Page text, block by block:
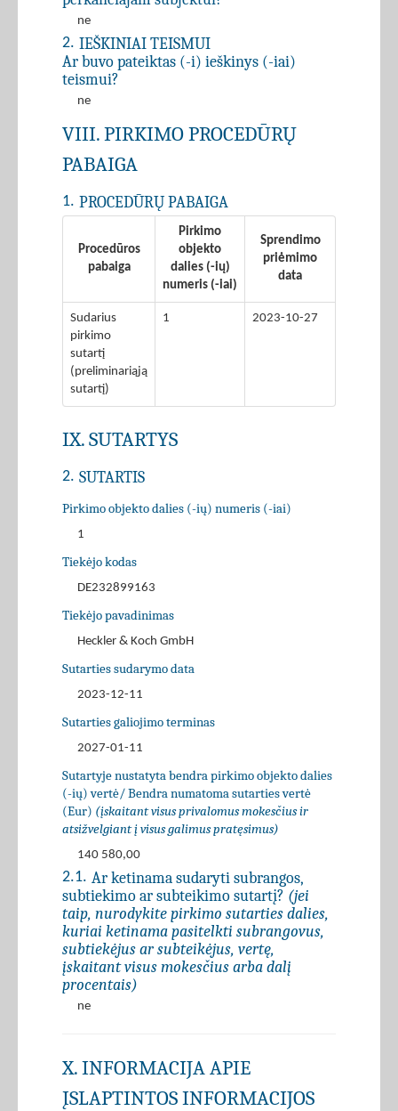
ne
2. IEŠKINIAI TEISMUI
Ar buvo pateiktas (-i) ieškinys (-iai)
teismui?
ne
VIII. PIRKIMO PROCEDŪRŲ
PABAIGA
1. PROCEDŪRŲ PABAIGA
Procedūros
pabaiga
Pirkimo
objekto
dalies (-ių)
numeris (-iai)
Sprendimo
priėmimo
data
Sudarius
pirkimo
sutartį
(preliminariąją
sutartį)
1 2023-10-27
IX. SUTARTYS
2. SUTARTIS
Pirkimo objekto dalies (-ių) numeris (-iai)
1
Tiekėjo kodas
DE232899163
Tiekėjo pavadinimas
Heckler & Koch GmbH
Sutarties sudarymo data
2023-12-11
Sutarties galiojimo terminas
2027-01-11
Sutartyje nustatyta bendra pirkimo objekto dalies
(-ių) vertė/ Bendra numatoma sutarties vertė
(Eur) (įskaitant visus privalomus mokesčius ir
atsižvelgiant į visus galimus pratęsimus)
140 580,00
2.1. Ar ketinama sudaryti subrangos,
subtiekimo ar subteikimo sutartį? (jei
taip, nurodykite pirkimo sutarties dalies,
kuriai ketinama pasitelkti subrangovus,
subtiekėjus ar subteikėjus, vertę,
įskaitant visus mokesčius arba dalį
procentais)
ne
X. INFORMACIJA APIE
ĮSLAPTINTOS INFORMACIJOS